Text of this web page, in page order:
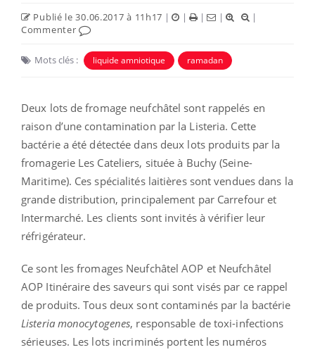
Publié le 30.06.2017 à 11h17 | | | |
|
Commenter
Mots clés : liquide amniotique ramadan
Deux lots de fromage neufchâtel sont rappelés en
raison d’une contamination par la Listeria. Cette
bactérie a été détectée dans deux lots produits par la
fromagerie Les Cateliers, située à Buchy (Seine-
Maritime). Ces spécialités laitières sont vendues dans la
grande distribution, principalement par Carrefour et
Intermarché. Les clients sont invités à vérifier leur
réfrigérateur.
Ce sont les fromages Neufchâtel AOP et Neufchâtel
AOP Itinéraire des saveurs qui sont visés par ce rappel
de produits. Tous deux sont contaminés par la bactérie
Listeria monocytogenes, responsable de toxi-infections
sérieuses. Les lots incriminés portent les numéros